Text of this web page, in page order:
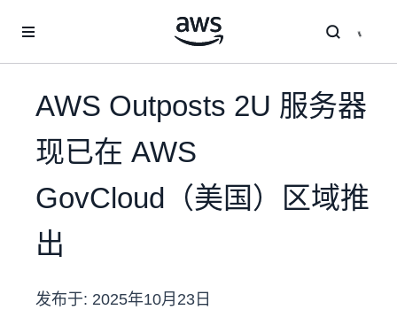
AWS Outposts 2U 服务器
现已在 AWS
GovCloud（美国）区域推
出
发布于: 2025年10月23日